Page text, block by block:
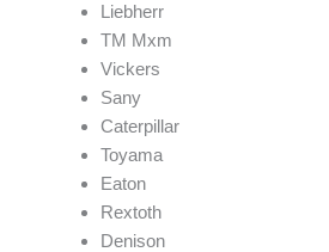
Liebherr
TM Mxm
Vickers
Sany
Caterpillar
Toyama
Eaton
Rextoth
Denison